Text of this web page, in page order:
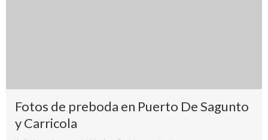
Fotos de preboda en Puerto De Sagunto
y Carricola